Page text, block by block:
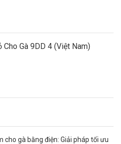
Cho Gà 9DD 4 (Việt Nam)
cho gà bằng điện: Giải pháp tối ưu